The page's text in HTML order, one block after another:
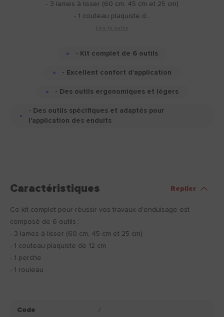
- 3 lames à lisser (60 cm, 45 cm et 25 cm)
- 1 couteau plaquiste d...
- Kit complet de 6 outils
- Excellent confort d'application
- Des outils ergonomiques et légers
- Des outils spécifiques et adaptés pour
l'application des enduits
Caractéristiques Replier
Ce kit complet pour réussir vos travaux d'enduisage est
composé de 6 outils :
- 3 lames à lisser (60 cm, 45 cm et 25 cm)
- 1 couteau plaquiste de 12 cm
- 1 perche
- 1 rouleau
Code /